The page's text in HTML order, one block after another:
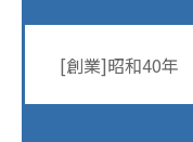
[創業]昭和40